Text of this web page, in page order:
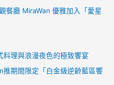
餐廳 MiraWan 優雅加入「愛星
理與浪漫夜色的極致饗宴
期間限定「白金級逆齡藍區饗